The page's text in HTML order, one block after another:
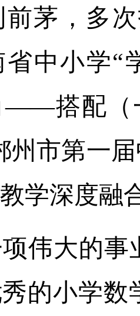
前茅，多
中小学“
——搭配（
州市第一
学深度融
伟大的事
的小学数